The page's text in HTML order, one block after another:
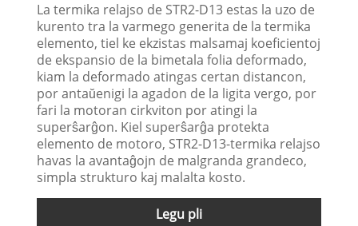
La termika relajso de STR2-D13 estas la uzo de
kurento tra la varmego generita de la termika
elemento, tiel ke ekzistas malsamaj koeficientoj
de ekspansio de la bimetala folia deformado,
kiam la deformado atingas certan distancon,
por antaŭenigi la agadon de la ligita vergo, por
fari la motoran cirkviton por atingi la
superŝarĝon. Kiel superŝarĝa protekta
elemento de motoro, STR2-D13-termika relajso
havas la avantaĝojn de malgranda grandeco,
simpla strukturo kaj malalta kosto.
Legu pli